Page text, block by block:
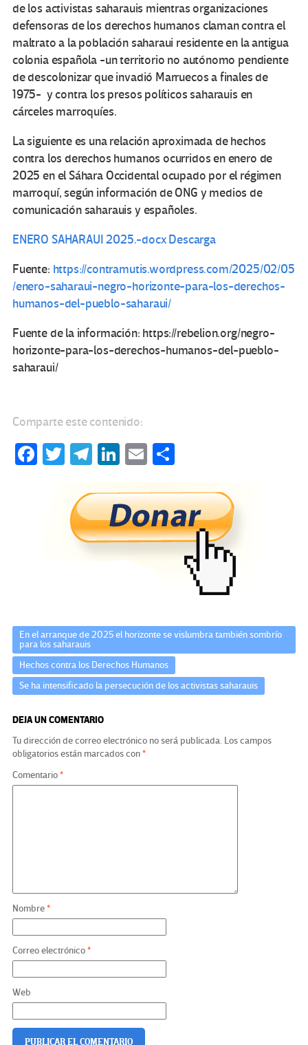
de los activistas saharauis mientras organizaciones
defensoras de los derechos humanos claman contra el
maltrato a la población saharaui residente en la antigua
colonia española -un territorio no autónomo pendiente
de descolonizar que invadió Marruecos a finales de
1975- y contra los presos políticos saharauis en
cárceles marroquíes.
La siguiente es una relación aproximada de hechos
contra los derechos humanos ocurridos en enero de
2025 en el Sáhara Occidental ocupado por el régimen
marroquí, según información de ONG y medios de
comunicación saharauis y españoles.
ENERO SAHARAUI 2025.-docx Descarga
Fuente: https://contramutis.wordpress.com/2025/02/05
/enero-saharaui-negro-horizonte-para-los-derechos-
humanos-del-pueblo-saharaui/
Fuente de la información: https://rebelion.org/negro-
horizonte-para-los-derechos-humanos-del-pueblo-
saharaui/
Comparte este contenido:
Fa T
tt
er
Te
gr
a
m
Li
ke
dI
n
E
ail m
p
ar
tir
En el arranque de 2025 el horizonte se vislumbra también sombrío
para los saharauis
Hechos contra los Derechos Humanos
Se ha intensificado la persecución de los activistas saharauis
DEJA UN COMENTARIO
Tu dirección de correo electrónico no será publicada. Los campos
obligatorios están marcados con*
Comentario*
Nombre*
Correo electrónico*
Web